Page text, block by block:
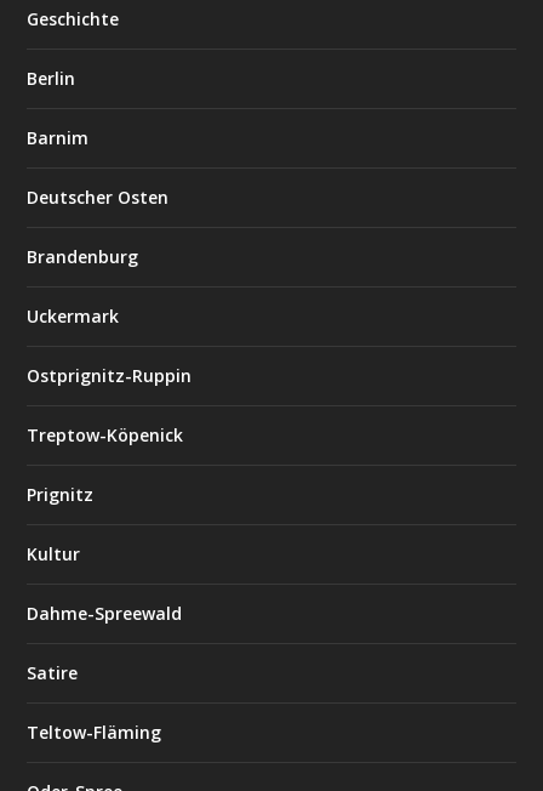
Geschichte
Berlin
Barnim
Deutscher Osten
Brandenburg
Uckermark
Ostprignitz-Ruppin
Treptow-Köpenick
Prignitz
Kultur
Dahme-Spreewald
Satire
Teltow-Fläming